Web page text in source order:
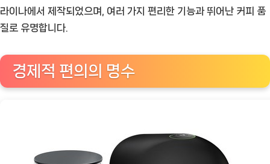
츄
러
캡
편
라이나에서 제작되었으며, 여러 가지 편리한 기능과 뛰어난 커피 품
질로 유명합니다.
경제적 편의의 명수